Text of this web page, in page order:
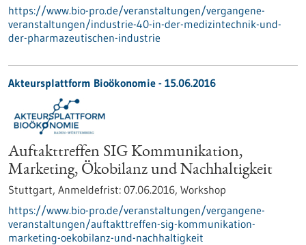
https://www.bio-pro.de/veranstaltungen/vergangene-
veranstaltungen/industrie-40-in-der-medizintechnik-und-
der-pharmazeutischen-industrie
Akteursplattform Bioökonomie - 15.06.2016
Auftakttreffen SIG Kommunikation,
Marketing, Ökobilanz und Nachhaltigkeit
Stuttgart, Anmeldefrist: 07.06.2016, Workshop
https://www.bio-pro.de/veranstaltungen/vergangene-
veranstaltungen/auftakttreffen-sig-kommunikation-
marketing-oekobilanz-und-nachhaltigkeit